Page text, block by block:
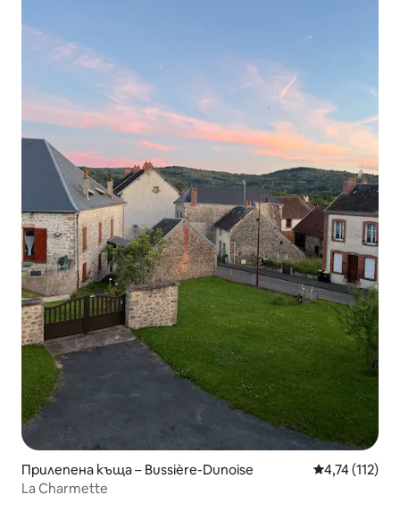
Прилепена къща – Bussière-Dunoise Средна
4,74 (112)
La Charmette